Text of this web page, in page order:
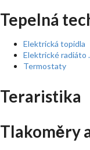
Tepelná
Elektrická topidla
Elektrické radiáto
Termostaty
Teraristika
Tlakoměry